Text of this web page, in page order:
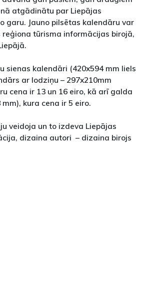
atgādinātu par Liepājas
garu. Jauno pilsētas kalendāru var
tūrisma informācijas birojā,
sienas kalendāri (420x594 mm liels
ar lodziņu – 297x210mm
cena ir 13 un 16 eiro, kā arī galda
kura cena ir 5 eiro.
veidoja un to izdeva Liepājas
dizaina autori – dizaina birojs